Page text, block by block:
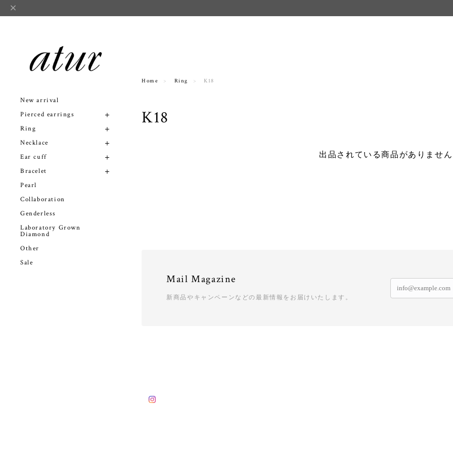
New arrival
Pierced earrings
Ring
Necklace
Ear cuff
Bracelet
Pearl
Collaboration
Genderless
Laboratory Grown
Diamond
Other
Sale
Home Ring K18
K18
出品されている商品がありませ
Mail Magazine
新商品やキャンペーンなどの最新情報をお届けいたします。